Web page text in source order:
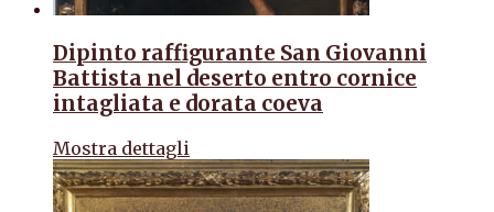
Dipinto raffigurante San Giovanni
Battista nel deserto entro cornice
intagliata e dorata coeva
Mostra dettagli